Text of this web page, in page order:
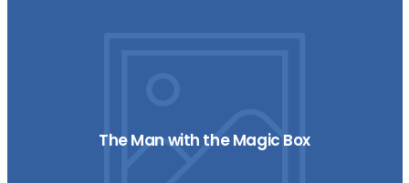
The Man with the Magic Box